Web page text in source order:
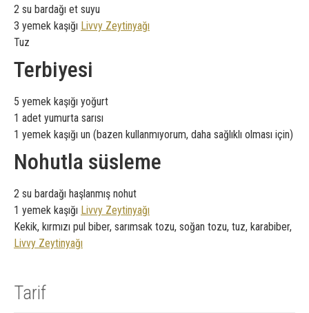
2 su bardağı et suyu
3 yemek kaşığı Livvy Zeytinyağı
Tuz
Terbiyesi
5 yemek kaşığı yoğurt
1 adet yumurta sarısı
1 yemek kaşığı un (bazen kullanmıyorum, daha sağlıklı olması için)
Nohutla süsleme
2 su bardağı haşlanmış nohut
1 yemek kaşığı Livvy Zeytinyağı
Kekik, kırmızı pul biber, sarımsak tozu, soğan tozu, tuz, karabiber,
Livvy Zeytinyağı
Tarif